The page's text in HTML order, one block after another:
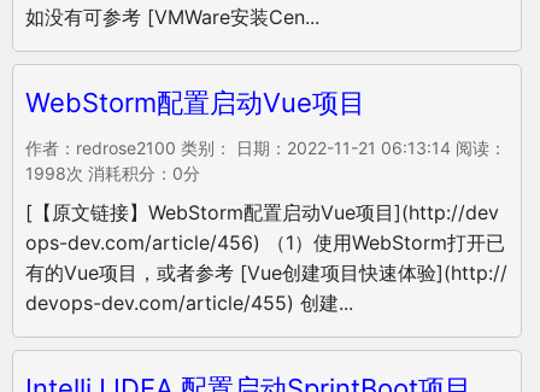
如没有可参考 [VMWare安装Cen...
WebStorm配置启动Vue项目
作者：redrose2100 类别： 日期：2022-11-21 06:13:14 阅读：
1998次 消耗积分：0分
[【原文链接】WebStorm配置启动Vue项目](http://dev
ops-dev.com/article/456) （1）使用WebStorm打开已
有的Vue项目，或者参考 [Vue创建项目快速体验](http://
devops-dev.com/article/455) 创建...